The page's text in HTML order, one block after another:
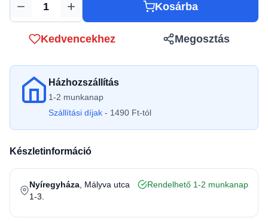
Mennyiség Kosárba
Kedvencekhez Megosztás
Házhozszállítás
1-2 munkanap
Szállítási díjak - 1490 Ft-tól
Készletinformáció
Nyíregyháza , Mályva utca
1-3.
Rendelhető 1-2 munkanap